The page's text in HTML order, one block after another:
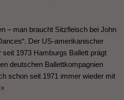
– man braucht Sitzfleisch bei John
Der US-amerikanischer
1973 Hamburgs Ballett prägt
deutschen Ballettkompagnien
schon seit 1971 immer wieder mit